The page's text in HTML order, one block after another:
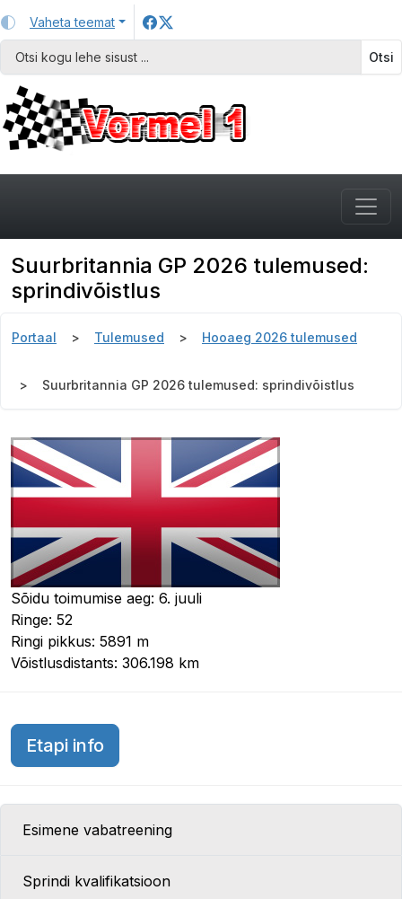
Vaheta teemat
Otsi
Suurbritannia GP 2026 tulemused:
sprindivõistlus
Portaal Tulemused Hooaeg 2026 tulemused
Suurbritannia GP 2026 tulemused: sprindivõistlus
Sõidu toimumise aeg: 6. juuli
Ringe: 52
Ringi pikkus: 5891 m
Võistlusdistants: 306.198 km
Etapi infoSuurbritannia GP 2026
Esimene vabatreening
Sprindi kvalifikatsioon